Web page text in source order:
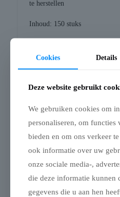
te herstellen
Inhoud: 150 stuks
Leem 500 mg, Zee-algen
erecta) 110 mg, rundergelatine
Bij kamertemperatuur, droog
10-30 kg lichaamsgewicht: 2 tot
30-50 kg lichaamsgewicht: 3
50-80 kg lichaamsgewicht: 4
Cookies Details
Deze website gebruikt
We gebruiken cookies om
personaliseren, om functies
bieden en om ons verkeer
ook informatie over uw
onze sociale media-,
die deze informatie kunnen
gegevens die u aan hen